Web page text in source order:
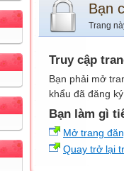
Bạn
Trang
Truy cập
Bạn phải mở
khẩu đã đăng
Bạn làm gì
Mở trang
Quay trở lại